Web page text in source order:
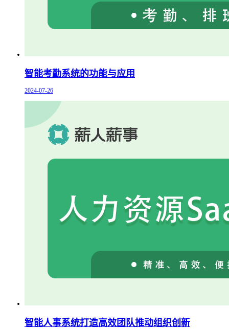
智能考勤系统的功能与应用
2024-07-26
智能人事系统打造高效团队推动组织创新